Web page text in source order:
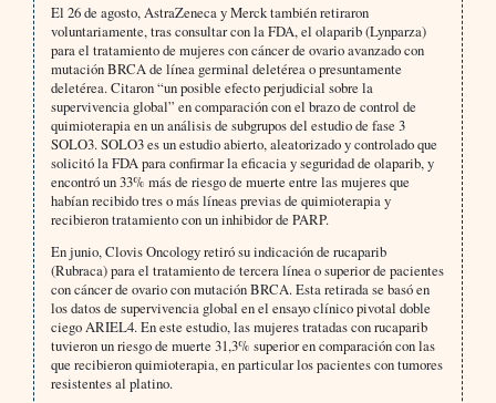
El 26 de agosto, AstraZeneca y Merck también retiraron
voluntariamente, tras consultar con la FDA, el olaparib (Lynparza)
para el tratamiento de mujeres con cáncer de ovario avanzado con
mutación BRCA de línea germinal deletérea o presuntamente
deletérea. Citaron “un posible efecto perjudicial sobre la
supervivencia global” en comparación con el brazo de control de
quimioterapia en un análisis de subgrupos del estudio de fase 3
SOLO3. SOLO3 es un estudio abierto, aleatorizado y controlado que
solicitó la FDA para confirmar la eficacia y seguridad de olaparib, y
encontró un 33% más de riesgo de muerte entre las mujeres que
habían recibido tres o más líneas previas de quimioterapia y
recibieron tratamiento con un inhibidor de PARP.
En junio, Clovis Oncology retiró su indicación de rucaparib
(Rubraca) para el tratamiento de tercera línea o superior de pacientes
con cáncer de ovario con mutación BRCA. Esta retirada se basó en
los datos de supervivencia global en el ensayo clínico pivotal doble
ciego ARIEL4. En este estudio, las mujeres tratadas con rucaparib
tuvieron un riesgo de muerte 31,3% superior en comparación con las
que recibieron quimioterapia, en particular los pacientes con tumores
resistentes al platino.